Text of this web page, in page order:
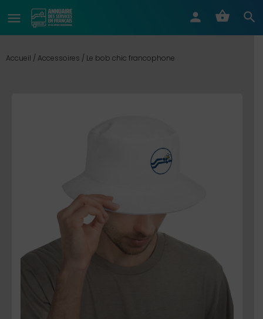
Accueil / Accessoires / Le bob chic francophone